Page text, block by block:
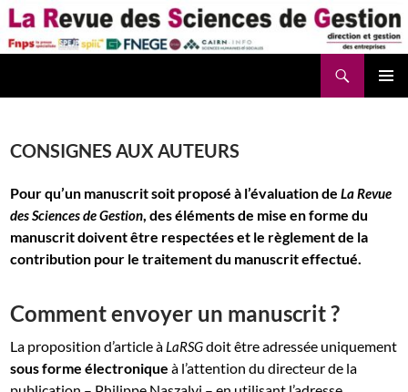
Aller
au
contenu
CONSIGNES AUX AUTEURS
Pour qu’un manuscrit soit proposé à l’évaluation deLa Revue
des Sciences de Gestion, des éléments de mise en forme du
manuscrit doivent être respectées et le règlement de la
contribution pour le traitement du manuscrit effectué.
Comment envoyer un manuscrit ?
La proposition d’article à LaRSGdoit être adressée uniquement
sous forme électronique à l’attention du directeur de la